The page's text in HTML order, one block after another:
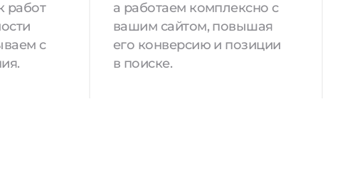
работ
с
а работаем комплексно с
вашим сайтом, повышая
его конверсию и позиции
в поиске.